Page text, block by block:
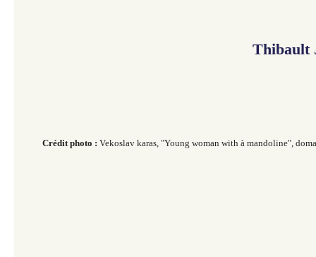
Thibault
Crédit photo : Vekoslav karas, "Young woman with à mandoline",